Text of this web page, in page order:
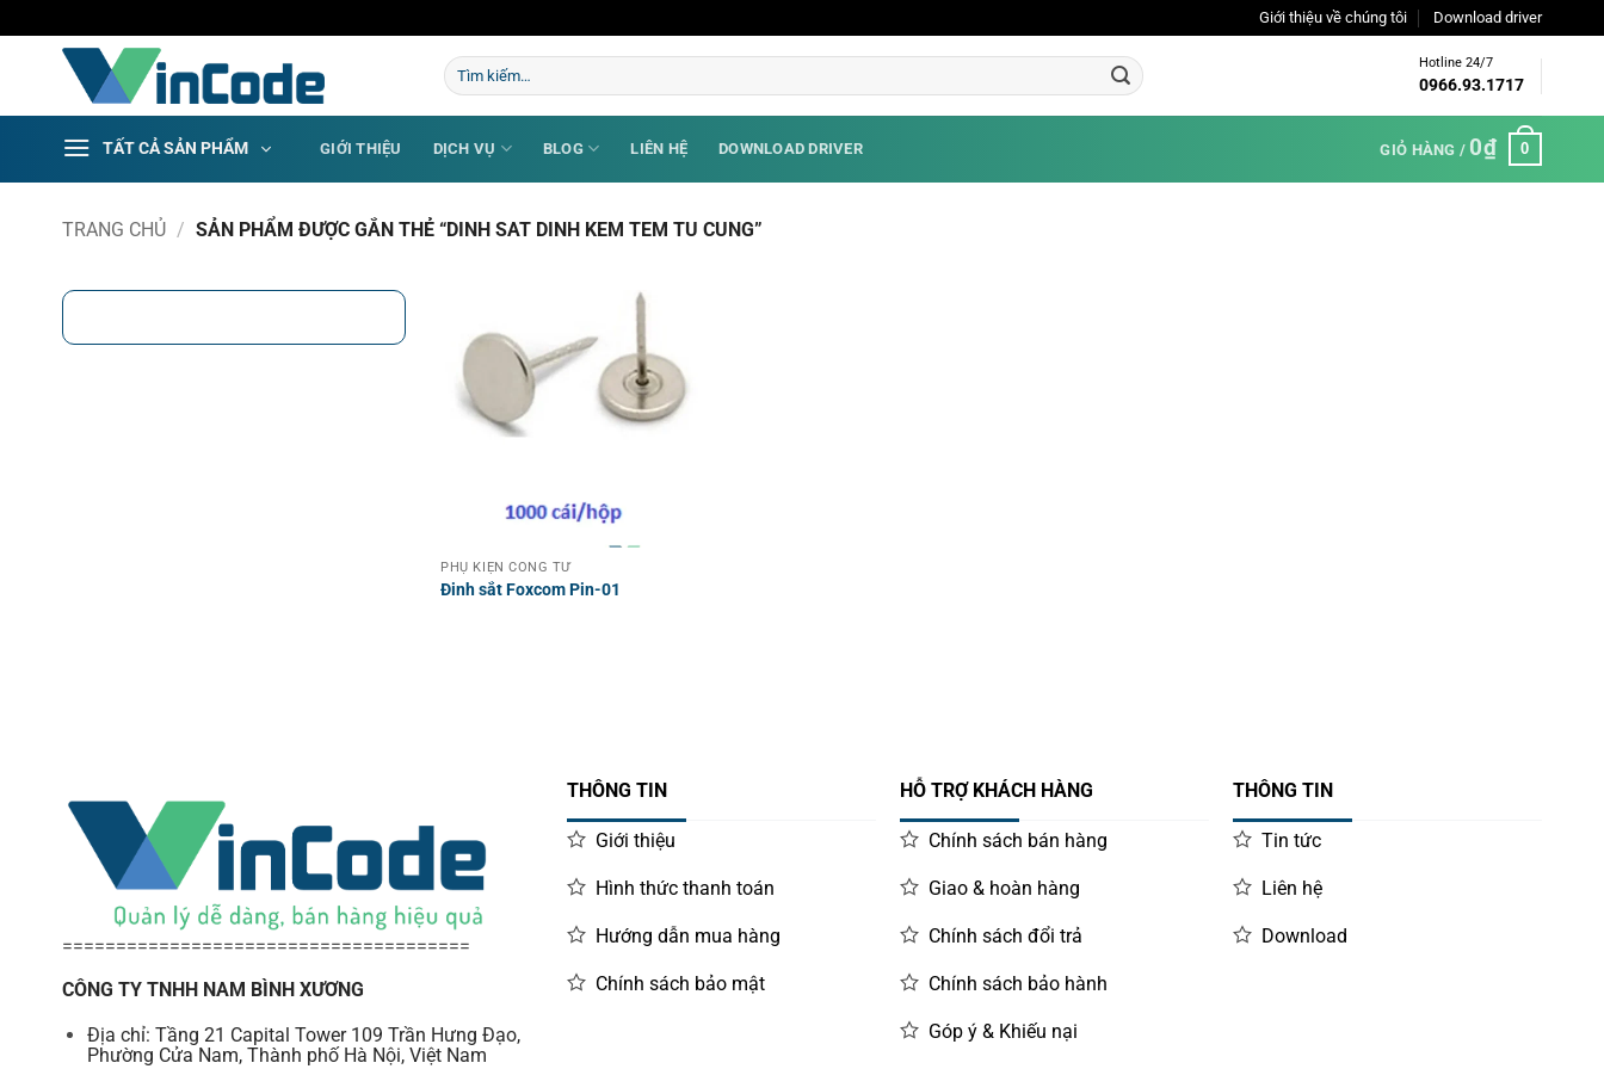
qua
Giới thiệu về chúng tôi Download driver
Tìm
kiếm:
Hotline 24/7
0966.93.1717
TẤT CẢ SẢN PHẨM GIỚI THIỆU DỊCH VỤ BLOG LIÊN HỆ DOWNLOAD DRIVER GIỎ HÀNG / 0₫ 0
TRANG CHỦ / SẢN PHẨM ĐƯỢC GẮN THẺ “DINH SAT DINH KEM TEM TU CUNG”
PHỤ KIỆN CỔNG TỪ
Đinh sắt Foxcom Pin-01
======================================
CÔNG TY TNHH NAM BÌNH XƯƠNG
Địa chỉ: Tầng 21 Capital Tower 109 Trần Hưng Đạo,
Phường Cửa Nam, Thành phố Hà Nội, Việt Nam
THÔNG TIN
Giới thiệu
Hình thức thanh toán
Hướng dẫn mua hàng
Chính sách bảo mật
HỖ TRỢ KHÁCH HÀNG
Chính sách bán hàng
Giao & hoàn hàng
Chính sách đổi trả
Chính sách bảo hành
Góp ý & Khiếu nại
THÔNG TIN
Tin tức
Liên hệ
Download